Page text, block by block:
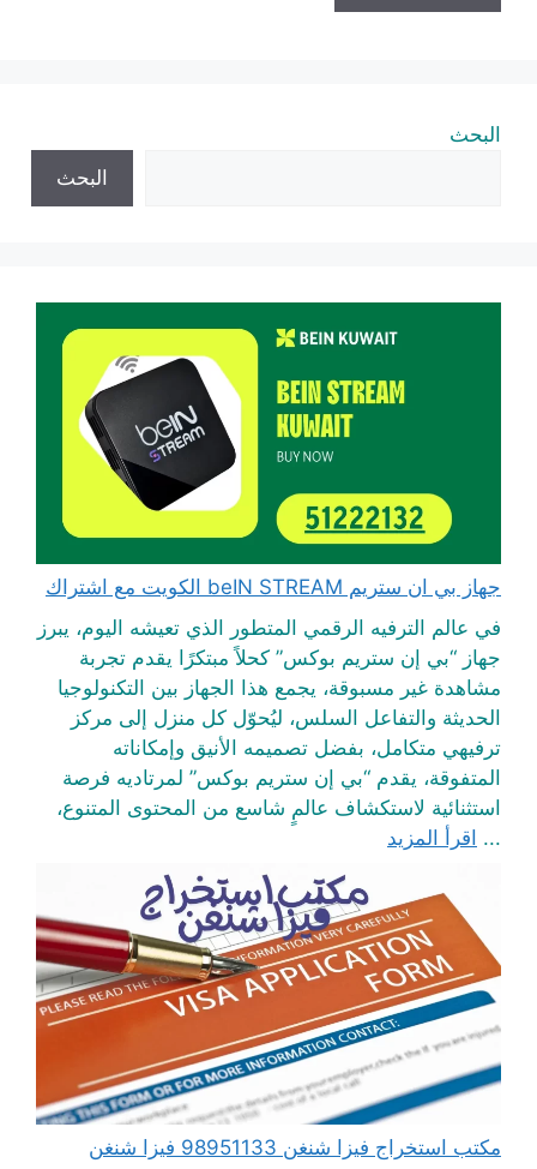
البحث
البحث
جهاز بي ان ستريم beIN STREAM الكويت مع اشتراك
في عالم الترفيه الرقمي المتطور الذي تعيشه اليوم، يبرز
جهاز “بي إن ستريم بوكس” كحلاً مبتكرًا يقدم تجربة
مشاهدة غير مسبوقة، يجمع هذا الجهاز بين التكنولوجيا
الحديثة والتفاعل السلس، ليُحوّل كل منزل إلى مركز
ترفيهي متكامل، بفضل تصميمه الأنيق وإمكاناته
المتفوقة، يقدم “بي إن ستريم بوكس” لمرتاديه فرصة
استثنائية لاستكشاف عالمٍ شاسع من المحتوى المتنوع،
... اقرأ المزيد
مكتب استخراج فيزا شنغن 98951133 فيزا شنغن